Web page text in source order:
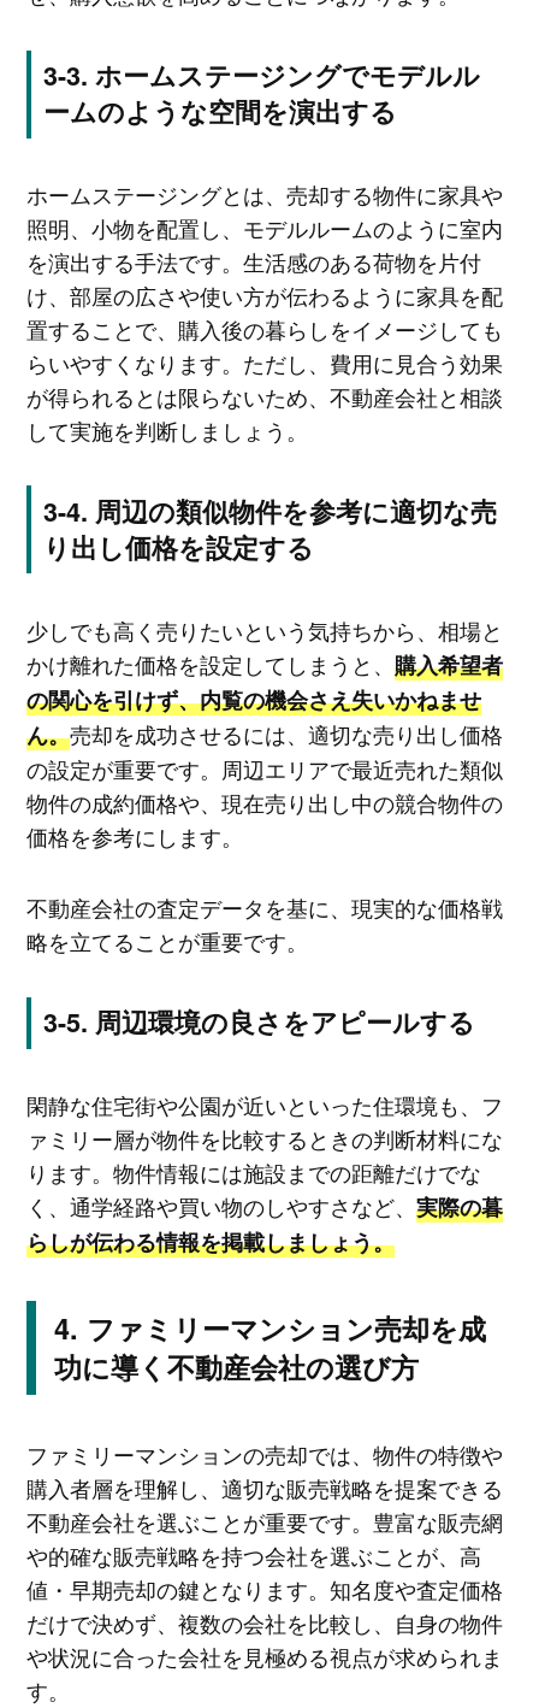
ホームステージングでモデルル
ームのような空間を演出する
ホームステージングとは、売却する物件に家具や
照明、小物を配置し、モデルルームのように室内
を演出する手法です。生活感のある荷物を片付
け、部屋の広さや使い方が伝わるように家具を配
置することで、購入後の暮らしをイメージしても
らいやすくなります。ただし、費用に見合う効果
が得られるとは限らないため、不動産会社と相談
して実施を判断しましょう。
周辺の類似物件を参考に適切な売
り出し価格を設定する
少しでも高く売りたいという気持ちから、相場と
かけ離れた価格を設定してしまうと、 購入希望者
の関心を引けず、内覧の機会さえ失いかねませ
ん。売却を成功させるには、適切な売り出し価格
の設定が重要です。周辺エリアで最近売れた類似
物件の成約価格や、現在売り出し中の競合物件の
価格を参考にします。
不動産会社の査定データを基に、現実的な価格戦
略を立てることが重要です。
周辺環境の良さをアピールする
閑静な住宅街や公園が近いといった住環境も、フ
ァミリー層が物件を比較するときの判断材料にな
ります。物件情報には施設までの距離だけでな
く、通学経路や買い物のしやすさなど、 実際の暮
らしが伝わる情報を掲載しましょう。
ファミリーマンション売却を成
功に導く不動産会社の選び方
ファミリーマンションの売却では、物件の特徴や
購入者層を理解し、適切な販売戦略を提案できる
不動産会社を選ぶことが重要です。豊富な販売網
や的確な販売戦略を持つ会社を選ぶことが、高
値・早期売却の鍵となります。知名度や査定価格
だけで決めず、複数の会社を比較し、自身の物件
や状況に合った会社を見極める視点が求められま
す。